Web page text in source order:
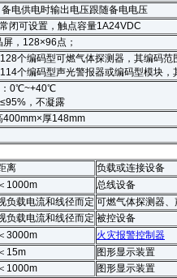
电供电时输出电压跟随备电电压
闭可设置，触点容量1A24VDC
，128×96点；
个编码型可燃气体探测器，其编码范
个编码型声光警报器或编码型模块，
：0℃~+40℃
，不凝露
400mm×厚148mm
离
负载或连接设备
＜1000m
总线设备
负载电流和线径而定 可燃气体探测器
负载电流和线径而定 被控设备
＜3000m
火灾报警控制器
＜15m
图形显示装置
＜1000m 图形显示装置